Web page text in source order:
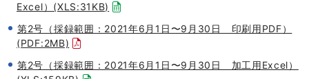
Excel）(XLS:31KB)
第2号（採録範囲：2021年6月1日〜9月30日 印刷用PDF）
(PDF:2MB)
第2号（採録範囲：2021年6月1日〜9月30日 加工用Excel）